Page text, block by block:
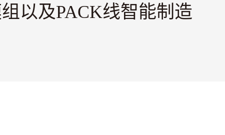
以及PACK线智能制造